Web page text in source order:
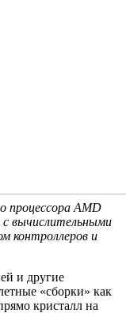
процессора AMD
вычислительными
контроллеров и
и другие
«сборки» как
кристалл на